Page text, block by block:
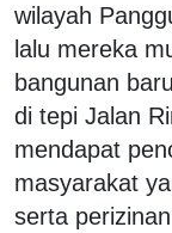
wilayah
lalu mereka
bangunan
di tepi Jalan
mendapat
masyarakat
serta